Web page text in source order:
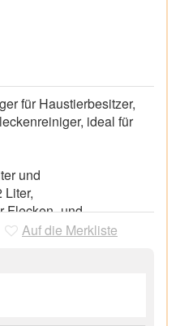
für Haustierbesitzer,
ideal für
und
Liter,
Flecken- und
hartnäckige Flecken;
L DeepClean Pro
Lösung
Auf die Merkliste